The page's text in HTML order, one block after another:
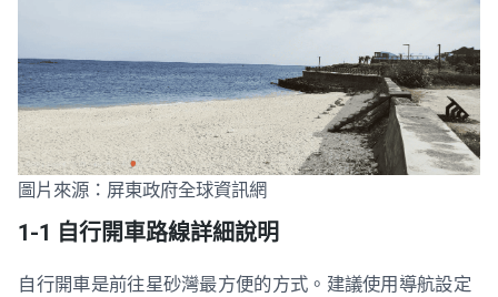
圖片來源：屏東政府全球資訊網
1-1 自行開車路線詳細說明
自行開車是前往星砂灣最方便的方式。建議使用導航設定